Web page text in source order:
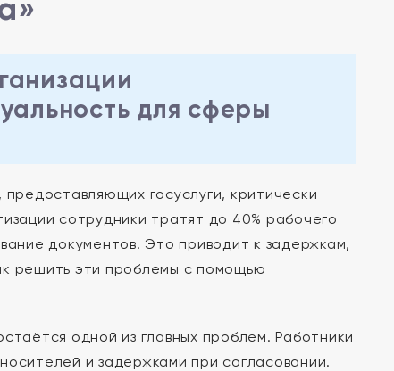
для сферы
госуслуги, критически
сотрудники тратят до 40% рабочего
документов. Это приводит к задержкам,
решить эти проблемы с помощью
одной из главных проблем. Работники
и задержками при согласовании.